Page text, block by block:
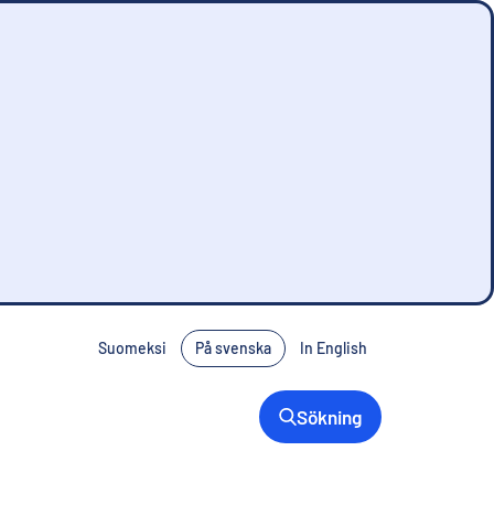
Suomeksi På svenska In English
Sökning